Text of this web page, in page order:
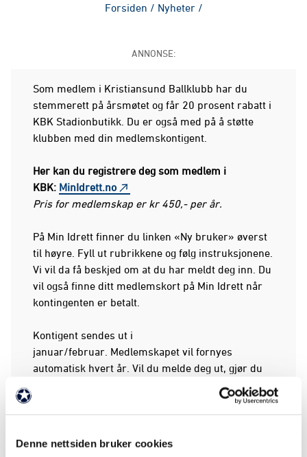
Denne nettsiden bruker cookies
Forsiden / Nyheter /
ANNONSE:
Som medlem i Kristiansund Ballklubb har du
stemmerett på årsmøtet og får 20 prosent rabatt i
KBK Stadionbutikk. Du er også med på å støtte
klubben med din medlemskontigent.
Her kan du registrere deg som medlem i
KBK: MinIdrett.no
Pris for medlemskap er kr 450,- per år.
På Min Idrett finner du linken «Ny bruker» øverst
til høyre. Fyll ut rubrikkene og følg instruksjonene.
Vi vil da få beskjed om at du har meldt deg inn. Du
vil også finne ditt medlemskort på Min Idrett når
kontingenten er betalt.
Kontigent sendes ut i
januar/februar. Medlemskapet vil fornyes
automatisk hvert år. Vil du melde deg ut, gjør du
Årsmøtet i KBK avholdes som regel i begynnelsen
ha vært medlem i minst én måned før årsmøtet